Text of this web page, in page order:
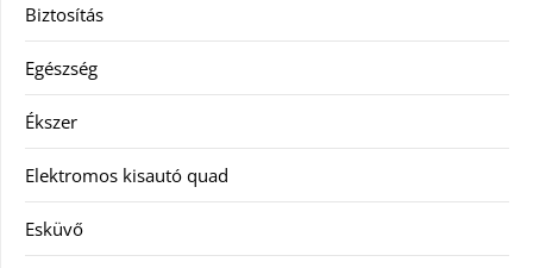
Biztosítás
Egészség
Ékszer
Elektromos kisautó quad
Esküvő